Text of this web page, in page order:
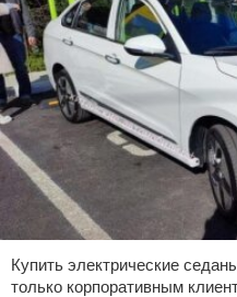
Купить электрические
только корпоративным